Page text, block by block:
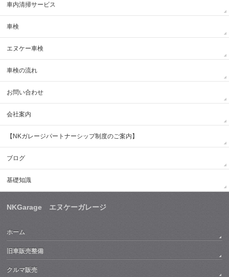
車内清掃サービス
車検
エヌケー車検
車検の流れ
お問い合わせ
会社案内
【NKガレージパートナーシップ制度のご案内】
ブログ
基礎知識
NKGarage エヌケーガレージ
ホーム
旧車販売整備
クルマ販売